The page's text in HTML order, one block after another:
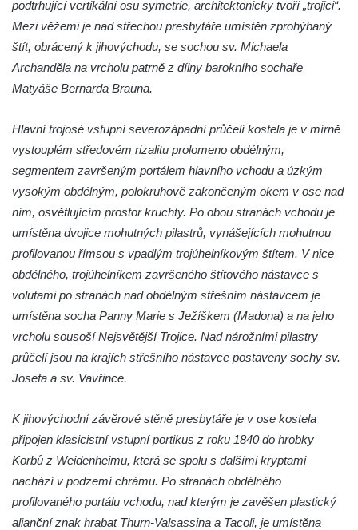
Kostel svatého Vendelína v Perštejně
Kostel Nejsvětější Trojice v Klášterci nad
Ohří
Evangelická modlitebna u autobusového
Hřbitovní kaple ve Velkém Šenově
Kaple svaté Apolónie v Cítolibech
Kostel svatého Jakuba Většího v Cítolibech
Márnice na hřbitově v Chlumčanech
Kostel svatého Klementa ve Chlumčanech
Kaple svatého Václava ve Vlčí
Kaple svatého Floriána ve Veltěži
Kaple západně od Veltěž u silnice do
Černčic
Kaple Panny Marie Růžencové na návsi v
Konětopech
Kostel svatého Jakuba ve Hřivicích
Kaple svatého Vavřince na návsi v
Touchovicích
Kaple u polní cesty východně od zámku v
Jimlíně
podtrhující vertikální osu symetrie, architektonicky tvoří „trojici“.
Mezi věžemi je nad střechou presbytáře umístěn zprohýbaný
štít, obrácený k jihovýchodu, se sochou sv. Michaela
Archanděla na vrcholu patrně z dílny barokního sochaře
Matyáše Bernarda Brauna.
Hlavní trojosé vstupní severozápadní průčelí kostela je v mírně
vystouplém středovém rizalitu prolomeno obdélným,
segmentem završeným portálem hlavního vchodu a úzkým
vysokým obdélným, polokruhově zakončeným okem v ose nad
ním, osvětlujícím prostor kruchty. Po obou stranách vchodu je
umístěna dvojice mohutných pilastrů, vynášejících mohutnou
profilovanou římsou s vpadlým trojúhelníkovým štítem. V nice
obdélného, trojúhelníkem završeného štítového nástavce s
volutami po stranách nad obdélným střešním nástavcem je
umístěna socha Panny Marie s Ježíškem (Madona) a na jeho
vrcholu sousoší Nejsvětější Trojice. Nad nárožními pilastry
průčelí jsou na krajích střešního nástavce postaveny sochy sv.
Josefa a sv. Vavřince.
K jihovýchodní závěrové stěně presbytáře je v ose kostela
připojen klasicistní vstupní portikus z roku 1840 do hrobky
Korbů z Weidenheimu, která se spolu s dalšími kryptami
nachází v podzemí chrámu. Po stranách obdélného
profilovaného portálu vchodu, nad kterým je zavěšen plastický
alianční znak hrabat Thurn-Valsassina a Tacoli, je umístěna